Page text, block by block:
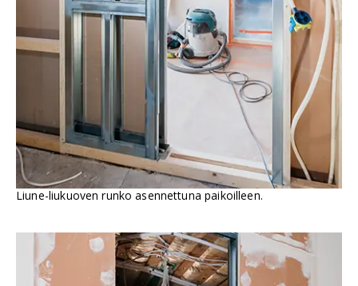
Liune-liukuoven runko asennettuna paikoilleen.